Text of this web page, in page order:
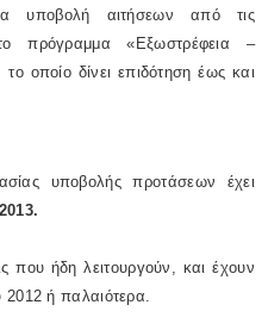
υποβολή αιτήσεων από τις
πρόγραμμα «Εξωστρέφεια –
οποίο δίνει επιδότηση έως και
υποβολής προτάσεων έχει
που ήδη λειτουργούν, και έχουν
2012 ή παλαιότερα.